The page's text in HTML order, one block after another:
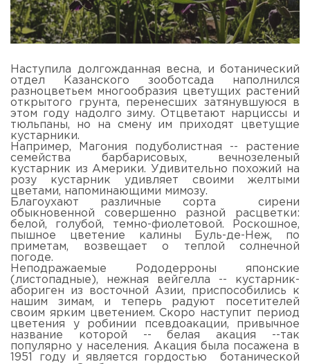
Наступила долгожданная весна, и ботанический
отдел Казанского зооботсада наполнился
разноцветьем многообразия цветущих растений
открытого грунта, перенесших затянувшуюся в
этом году надолго зиму. Отцветают нарциссы и
тюльпаны, но на смену им приходят цветущие
кустарники.
Например, Магония подуболистная -- растение
семейства барбарисовых, вечнозеленый
кустарник из Америки. Удивительно похожий на
розу кустарник удивляет своими желтыми
цветами, напоминающими мимозу.
Благоухают различные сорта сирени
обыкновенной совершенно разной расцветки:
белой, голубой, темно-фиолетовой. Роскошное,
пышное цветение калины Буль-де-Неж, по
приметам, возвещает о теплой солнечной
погоде.
Неподражаемые Рододерроны японские
(листопадные), нежная вейгелла -- кустарник-
абориген из восточной Азии, приспособились к
нашим зимам, и теперь радуют посетителей
своим ярким цветением. Скоро наступит период
цветения у робинии псевдоакации, привычное
название которой -- белая акация --так
популярно у населения. Акация была посажена в
1951 году и является гордостью ботанической